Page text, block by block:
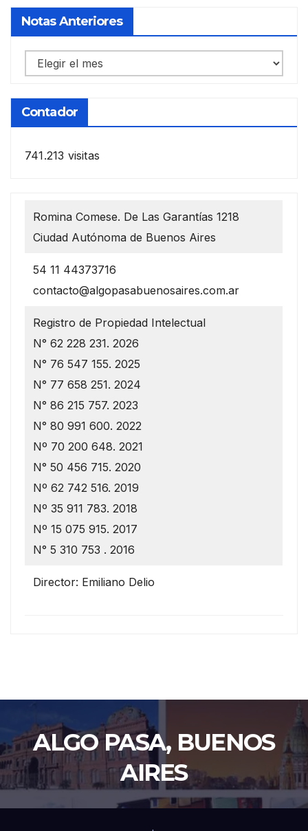
Notas Anteriores
Notas
anteriores
Contador
741.213 visitas
Romina Comese. De Las Garantías 1218
Ciudad Autónoma de Buenos Aires
54 11 44373716
contacto@algopasabuenosaires.com.ar
Registro de Propiedad Intelectual
N° 62 228 231. 2026
N° 76 547 155. 2025
N° 77 658 251. 2024
N° 86 215 757. 2023
N° 80 991 600. 2022
Nº 70 200 648. 2021
N° 50 456 715. 2020
Nº 62 742 516. 2019
Nº 35 911 783. 2018
Nº 15 075 915. 2017
N° 5 310 753 . 2016
Director: Emiliano Delio
ALGO PASA, BUENOS
AIRES